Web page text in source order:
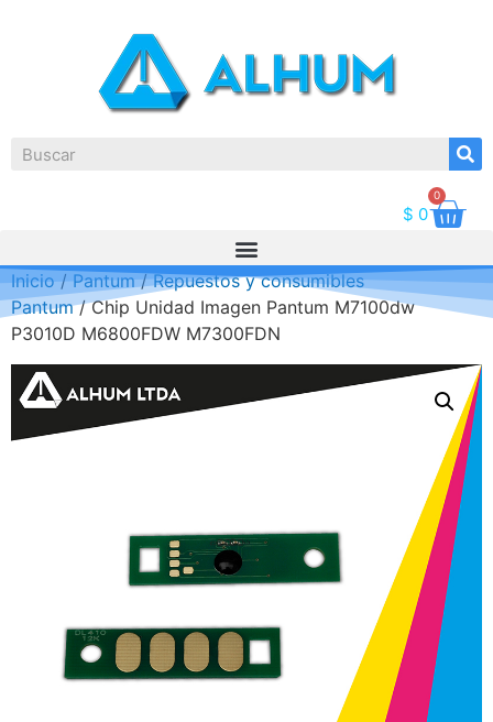
$ 0
0
Inicio/Pantum/Repuestos y consumibles
Pantum/ Chip Unidad Imagen Pantum M7100dw
P3010D M6800FDW M7300FDN